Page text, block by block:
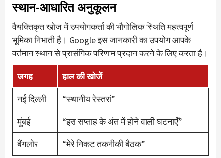
स्थान-आधारित अनुकूलन
वैयक्तिकृत खोज में उपयोगकर्ता की भौगोलिक स्थिति महत्वपूर्ण
भूमिका निभाती है। Google इस जानकारी का उपयोग आपके
वर्तमान स्थान से प्रासंगिक परिणाम प्रदान करने के लिए करता है।
जगह
हाल की खोजें
नई दिल्ली
“स्थानीय रेस्तरां”
मुंबई
“इस सप्ताह के अंत में होने वाली घटनाएँ”
बैंगलोर
“मेरे निकट तकनीकी बैठक”